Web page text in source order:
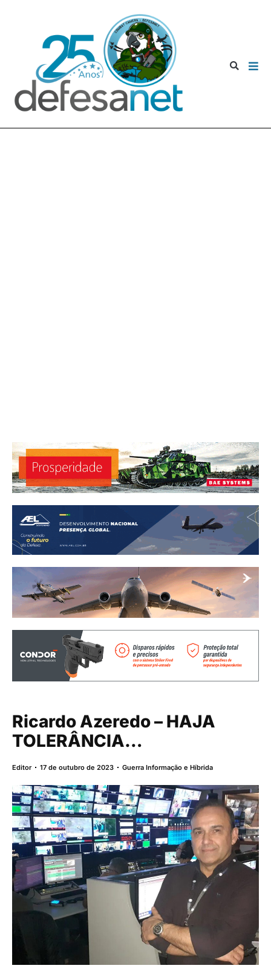
Ricardo Azeredo – HAJA
TOLERÂNCIA…
Editor 17 de outubro de 2023 Guerra Informação e Híbrida